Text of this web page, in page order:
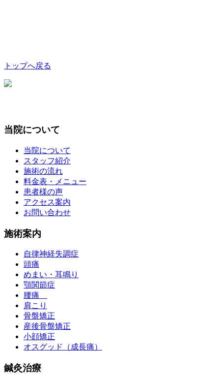
トップへ戻る
当院について
当院について
スタッフ紹介
施術の流れ
料金表・メニュー
患者様の声
アクセス案内
お問い合わせ
施術案内
自律神経失調症
頭痛
めまい・耳鳴り
顎関節症
腰痛
肩こり
骨盤矯正
産後骨盤矯正
小顔矯正
オスグッド（成長痛）
鍼灸治療